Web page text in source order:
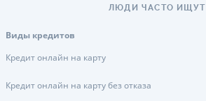
ЛЮДИ ЧАСТО ИЩУТ
Виды кредитов
Кредит онлайн на карту
Кредит онлайн на карту без отказа